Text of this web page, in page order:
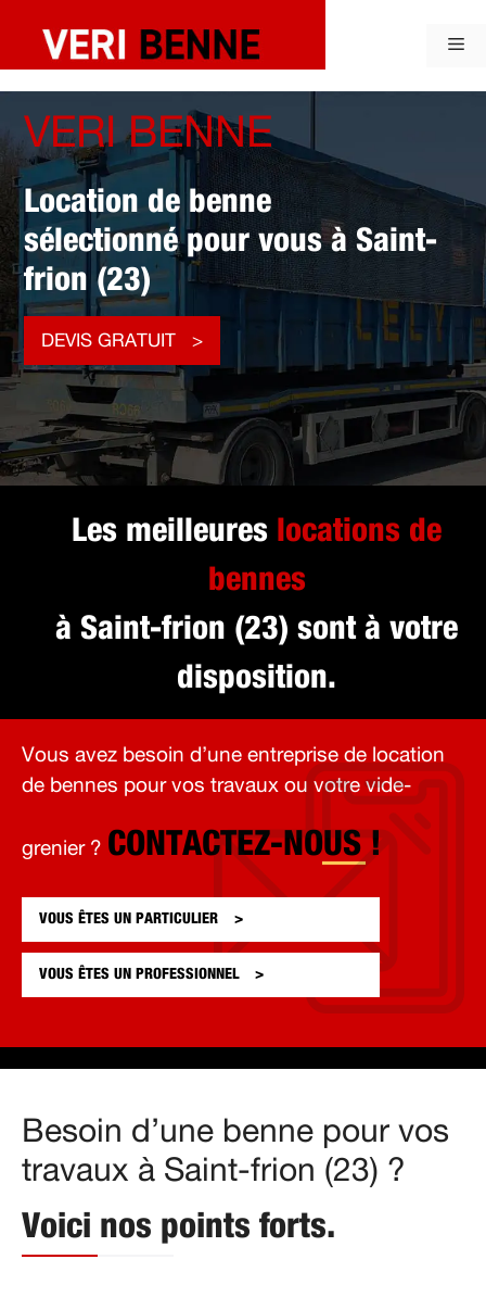
contenu
VERI BENNE
Location de benne
sélectionné pour vous à Saint-
frion (23)
DEVIS GRATUIT
Les meilleures locations de
bennes
à Saint-frion (23) sont à votre
disposition.
Vous avez besoin d’une entreprise de location
de bennes pour vos travaux ou votre vide-
grenier ? CONTACTEZ-NOUS !
VOUS ÊTES UN PARTICULIER
VOUS ÊTES UN PROFESSIONNEL
Besoin d’une benne pour vos
travaux à Saint-frion (23) ?
Voici nos points forts.